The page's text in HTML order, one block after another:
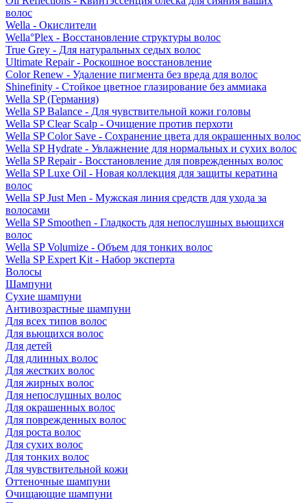
волос
Wella - Окислители
Wella°Plex - Восстановление структуры волос
True Grey - Для натуральных седых волос
Ultimate Repair - Роскошное восстановление
Color Renew - Удаление пигмента без вреда для волос
Shinefinity - Стойкое цветное глазирование без аммиака
Wella SP (Германия)
Wella SP Balance - Для чувствительной кожи головы
Wella SP Clear Scalp - Очищение против перхоти
Wella SP Color Save - Сохранение цвета для окрашенных волос
Wella SP Hydrate - Увлажнение для нормальных и сухих волос
Wella SP Repair - Восстановление для поврежденных волос
Wella SP Luxe Oil - Новая коллекция для защиты кератина
волос
Wella SP Just Men - Мужская линия средств для ухода за
волосами
Wella SP Smoothen - Гладкость для непослушных вьющихся
волос
Wella SP Volumize - Объем для тонких волос
Wella SP Expert Kit - Набор эксперта
Волосы
Шампуни
Сухие шампуни
Антивозрастные шампуни
Для всех типов волос
Для вьющихся волос
Для детей
Для длинных волос
Для жестких волос
Для жирных волос
Для непослушных волос
Для окрашенных волос
Для поврежденных волос
Для роста волос
Для сухих волос
Для тонких волос
Для чувствительной кожи
Оттеночные шампуни
Очищающие шампуни